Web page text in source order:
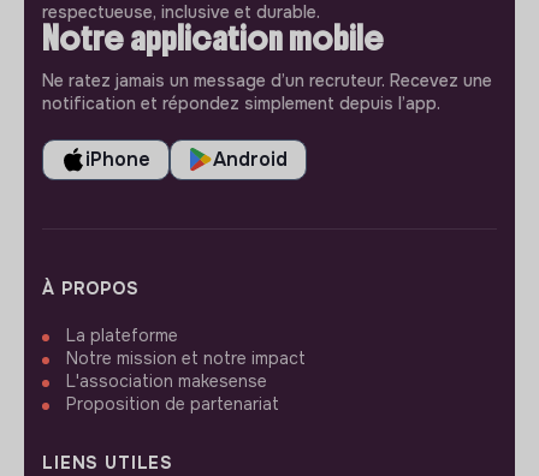
respectueuse, inclusive et durable.
Notre application mobile
Ne ratez jamais un message d’un recruteur. Recevez une
notification et répondez simplement depuis l’app.
iPhone Android
À PROPOS
La plateforme
Notre mission et notre impact
L'association makesense
Proposition de partenariat
LIENS UTILES